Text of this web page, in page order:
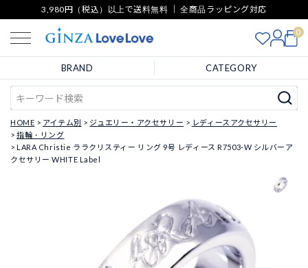
3,980円（税込）以上で送料無料 ｜ 全商品ラッピング対応
0
BRAND CATEGORY
HOME アイテム別 ジュエリー・アクセサリー
レディースアクセサリー
指輪・リング
LARA Christie ララクリスティー リング 9号 レディース R7503-W シルバーア
クセサリー WHITE Label